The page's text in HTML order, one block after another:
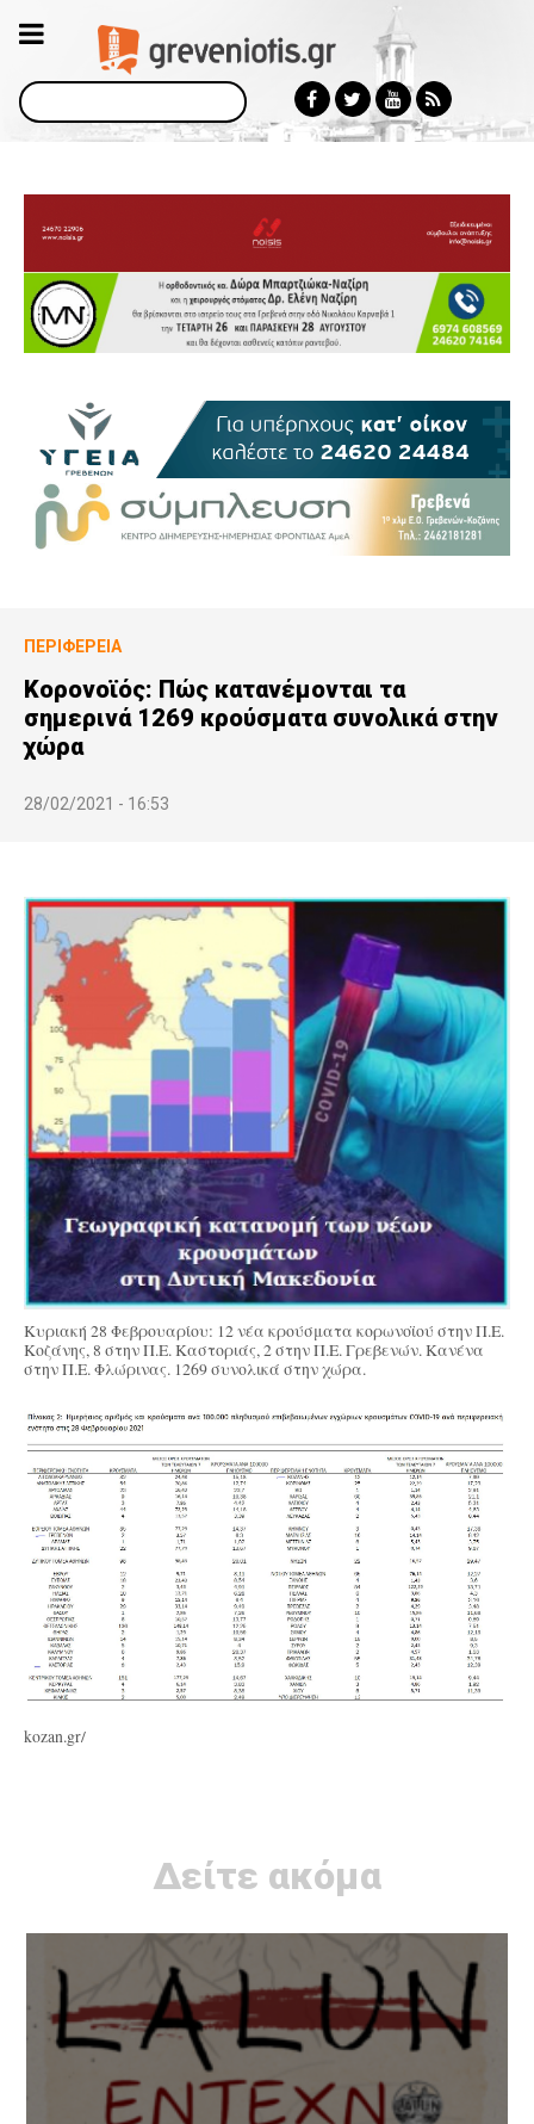
Αναζήτηση
ΠΕΡΙΦΈΡΕΙΑ
Κορονοϊός: Πώς κατανέμονται τα
σημερινά 1269 κρούσματα συνολικά στην
χώρα
28/02/2021 - 16:53
Κυριακή 28 Φεβρουαρίου: 12 νέα κρούσματα κορωνοϊού στην Π.Ε.
Κοζάνης, 8 στην Π.Ε. Καστοριάς, 2 στην Π.Ε. Γρεβενών. Κανένα
στην Π.Ε. Φλώρινας. 1269 συνολικά στην χώρα.
kozan.gr/
Δείτε ακόμα